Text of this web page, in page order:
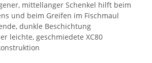
mittellanger Schenkel hilft beim
und beim Greifen im Fischmaul
dunkle Beschichtung
leichte, geschmiedete XC80